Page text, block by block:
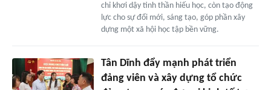
chỉ khơi dậy tinh thần hiếu học, còn tạo động
lực cho sự đổi mới, sáng tạo, góp phần xây
dựng một xã hội học tập bền vững.
Tân Dĩnh đẩy mạnh phát triển
đảng viên và xây dựng tổ chức